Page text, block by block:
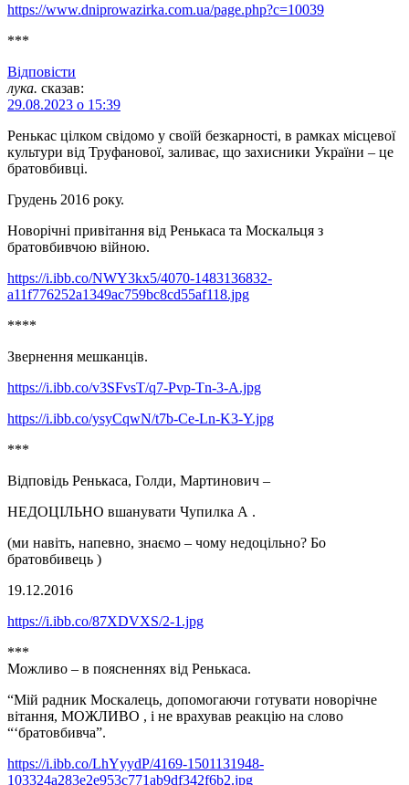
https://www.dniprowazirka.com.ua/page.php?c=10039
***
Відповіcти
лука. сказав:
29.08.2023 о 15:39
Ренькас цілком свідомо у своїй безкарності, в рамках місцевої
культури від Труфанової, заливає, що захисники України – це
братовбивці.
Грудень 2016 року.
Новорічні привітання від Ренькаса та Москальця з
братовбивчою війною.
https://i.ibb.co/NWY3kx5/4070-1483136832-
a11f776252a1349ac759bc8cd55af118.jpg
****
Звернення мешканців.
https://i.ibb.co/v3SFvsT/q7-Pvp-Tn-3-A.jpg
https://i.ibb.co/ysyCqwN/t7b-Ce-Ln-K3-Y.jpg
***
Відповідь Ренькаса, Голди, Мартинович –
НЕДОЦІЛЬНО вшанувати Чупилка А .
(ми навіть, напевно, знаємо – чому недоцільно? Бо
братовбивець )
19.12.2016
https://i.ibb.co/87XDVXS/2-1.jpg
***
Можливо – в поясненнях від Ренькаса.
“Мій радник Москалець, допомогаючи готувати новорічне
вітання, МОЖЛИВО , і не врахував реакцію на слово
“‘братовбивча”.
https://i.ibb.co/LhYyydP/4169-1501131948-
103324a283e2e953c771ab9df342f6b2.jpg